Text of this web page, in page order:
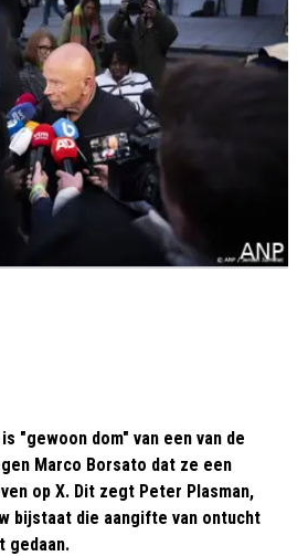
"gewoon dom" van een van de
Marco Borsato dat ze een
op X. Dit zegt Peter Plasman,
bijstaat die aangifte van ontucht
gedaan.